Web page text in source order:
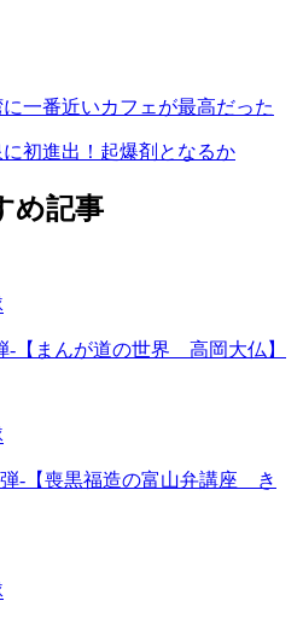
一番近いカフェが最高だった
初進出！起爆剤となるか
め記事
-【まんが道の世界 高岡大仏】
-【喪黒福造の富山弁講座 き